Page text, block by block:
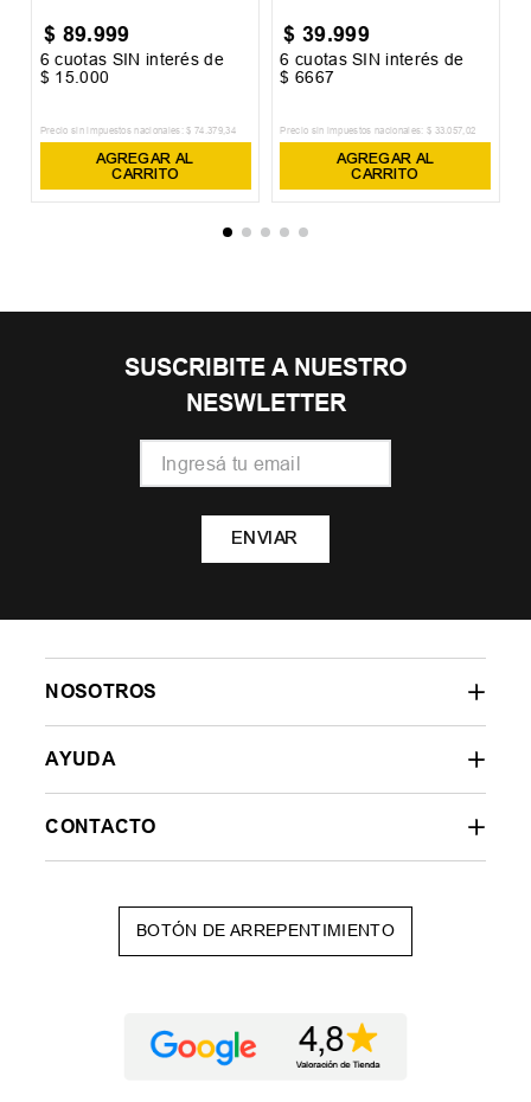
$ 89.999
6 cuotas SIN interés de
$ 15.000
Precio sin impuestos nacionales: $ 74 .379,34
AGREGAR AL
CARRITO
$ 39.999
6 cuotas SIN interés de
$ 6667
Precio sin impuestos nacionales: $ 33.057,02
AGREGAR AL
CARRITO
SUSCRIBITE A NUESTRO
NESWLETTER
ENVIAR
NOSOTROS
AYUDA
CONTACTO
BOTÓN DE ARREPENTIMIENTO